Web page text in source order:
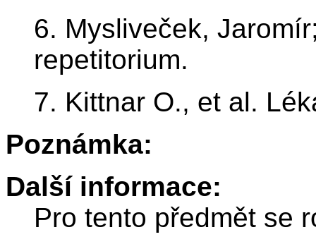
6. Mysliveček,
repetitorium.
7. Kittnar O., et al.
Poznámka:
Další informace:
Pro tento předmět se